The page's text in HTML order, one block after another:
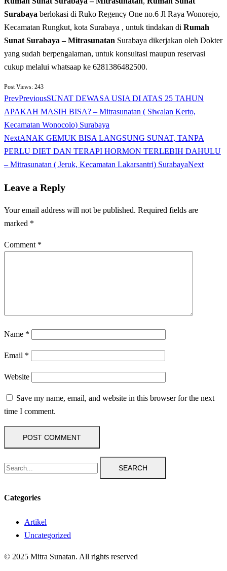
Surabaya berlokasi di Ruko Regency One no.6 Jl Raya Wonorejo,
Kecamatan Rungkut, kota Surabaya , untuk tindakan di Rumah
Sunat Surabaya – Mitrasunatan Surabaya dikerjakan oleh Dokter
yang sudah berpengalaman, untuk konsultasi maupun reservasi
cukup melalui whatsaap ke 6281386482500.
Post Views: 243
PrevPreviousSUNAT DEWASA USIA DI ATAS 25 TAHUN
APAKAH MASIH BISA? – Mitrasunatan ( Siwalan Kerto,
Kecamatan Wonocolo) Surabaya
NextANAK GEMUK BISA LANGSUNG SUNAT, TANPA
PERLU DIET DAN TERAPI HORMON TERLEBIH DAHULU
– Mitrasunatan ( Jeruk, Kecamatan Lakarsantri) SurabayaNext
Leave a Reply
Your email address will not be published. Required fields are
marked *
Comment *
Name *
Email *
Website
Save my name, email, and website in this browser for the next
time I comment.
SEARCH
Categories
Artikel
Uncategorized
© 2025 Mitra Sunatan. All rights reserved